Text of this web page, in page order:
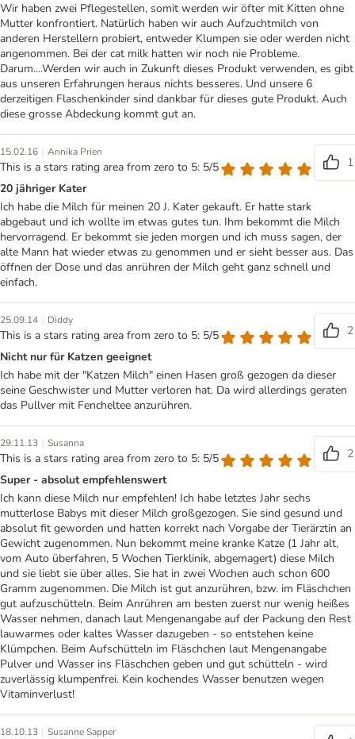
Wir haben zwei Pflegestellen, somit werden wir öfter mit Kitten ohne
Mutter konfrontiert. Natürlich haben wir auch Aufzuchtmilch von
anderen Herstellern probiert, entweder Klumpen sie oder werden nicht
angenommen. Bei der cat milk hatten wir noch nie Probleme.
Darum....Werden wir auch in Zukunft dieses Produkt verwenden, es gibt
aus unseren Erfahrungen heraus nichts besseres. Und unsere 6
derzeitigen Flaschenkinder sind dankbar für dieses gute Produkt. Auch
diese grosse Abdeckung kommt gut an.
15.02.16 | Annika Prien
This is a stars rating area from zero to 5: 5/5
1
20 jähriger Kater
Ich habe die Milch für meinen 20 J. Kater gekauft. Er hatte stark
abgebaut und ich wollte im etwas gutes tun. Ihm bekommt die Milch
hervorragend. Er bekommt sie jeden morgen und ich muss sagen, der
alte Mann hat wieder etwas zu genommen und er sieht besser aus. Das
öffnen der Dose und das anrühren der Milch geht ganz schnell und
einfach.
25.09.14 | Diddy
This is a stars rating area from zero to 5: 5/5
2
Nicht nur für Katzen geeignet
Ich habe mit der "Katzen Milch" einen Hasen groß gezogen da dieser
seine Geschwister und Mutter verloren hat. Da wird allerdings geraten
das Pullver mit Fencheltee anzurühren.
29.11.13 | Susanna
This is a stars rating area from zero to 5: 5/5
2
Super - absolut empfehlenswert
Ich kann diese Milch nur empfehlen! Ich habe letztes Jahr sechs
mutterlose Babys mit dieser Milch großgezogen. Sie sind gesund und
absolut fit geworden und hatten korrekt nach Vorgabe der Tierärztin an
Gewicht zugenommen. Nun bekommt meine kranke Katze (1 Jahr alt,
vom Auto überfahren, 5 Wochen Tierklinik, abgemagert) diese Milch
und sie liebt sie über alles. Sie hat in zwei Wochen auch schon 600
Gramm zugenommen. Die Milch ist gut anzurühren, bzw. im Fläschchen
gut aufzuschütteln. Beim Anrühren am besten zuerst nur wenig heißes
Wasser nehmen, danach laut Mengenangabe auf der Packung den Rest
lauwarmes oder kaltes Wasser dazugeben - so entstehen keine
Klümpchen. Beim Aufschütteln im Fläschchen laut Mengenangabe
Pulver und Wasser ins Fläschchen geben und gut schütteln - wird
zuverlässig klumpenfrei. Kein kochendes Wasser benutzen wegen
Vitaminverlust!
18.10.13 | Susanne Sapper